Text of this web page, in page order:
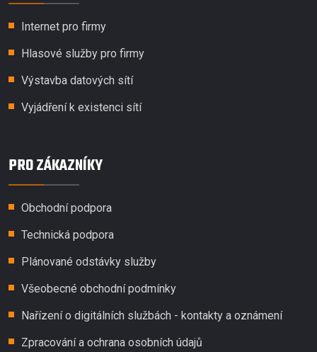
Internet pro firmy
Hlasové služby pro firmy
Výstavba datových sítí
Vyjádření k existenci sítí
PRO ZÁKAZNÍKY
Obchodní podpora
Technická podpora
Plánované odstávky služby
Všeobecné obchodní podmínky
Nařízení o digitálních službách - kontakty a oznámení
Zpracování a ochrana osobních údajů